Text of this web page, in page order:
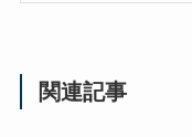
関連記事